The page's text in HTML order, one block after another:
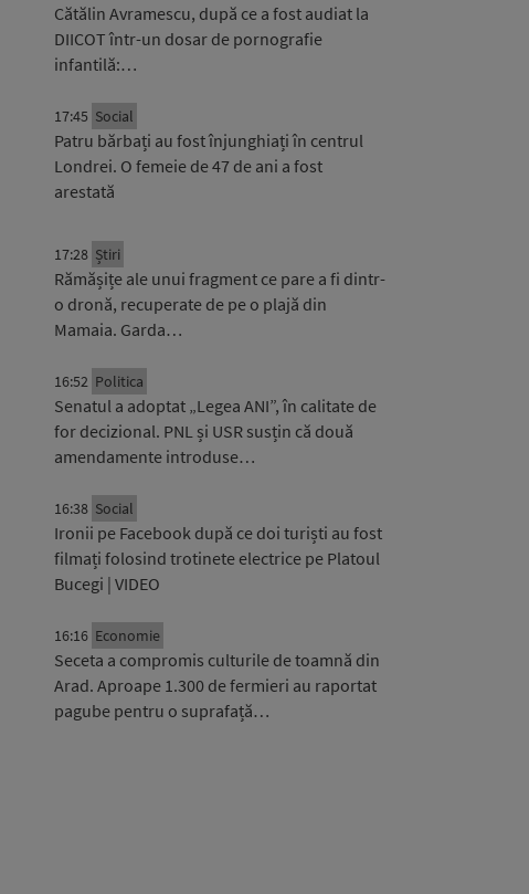
Cătălin Avramescu, după ce a fost audiat la
DIICOT într-un dosar de pornografie
infantilă:…
17:45 Social
Patru bărbați au fost înjunghiați în centrul
Londrei. O femeie de 47 de ani a fost
arestată
17:28 Știri
Rămășițe ale unui fragment ce pare a fi dintr-
o dronă, recuperate de pe o plajă din
Mamaia. Garda…
16:52 Politica
Senatul a adoptat „Legea ANI”, în calitate de
for decizional. PNL și USR susțin că două
amendamente introduse…
16:38 Social
Ironii pe Facebook după ce doi turiști au fost
filmați folosind trotinete electrice pe Platoul
Bucegi | VIDEO
16:16 Economie
Seceta a compromis culturile de toamnă din
Arad. Aproape 1.300 de fermieri au raportat
pagube pentru o suprafață…